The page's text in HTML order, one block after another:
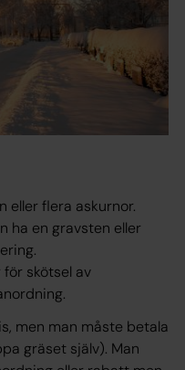
eller flera askurnor.
ha en gravsten eller
skötsel av
men man måste betala
gräset själv). Man